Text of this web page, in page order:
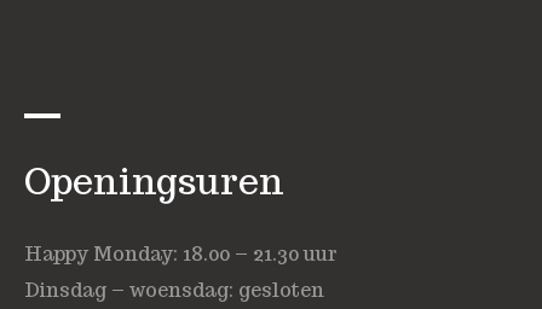
Openingsuren
Happy Monday: 18.00 – 21.30 uur
Dinsdag – woensdag: gesloten